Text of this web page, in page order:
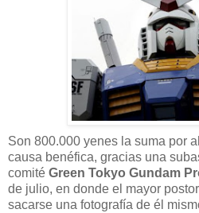
Son 800.000 yenes la suma por
causa benéfica, gracias una
comité Green Tokyo Gundam
de julio, en donde el mayor
sacarse una fotografía de él